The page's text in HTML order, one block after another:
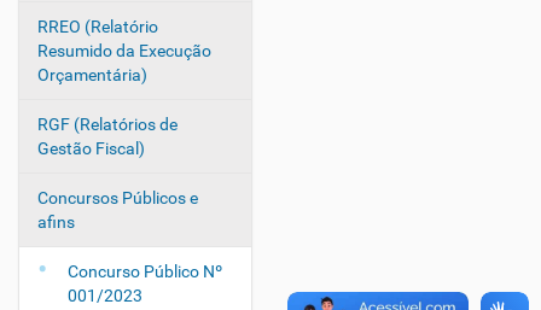
RREO (Relatório
Resumido da Execução
Orçamentária)
RGF (Relatórios de
Gestão Fiscal)
Concursos Públicos e
afins
Concurso Público Nº
001/2023